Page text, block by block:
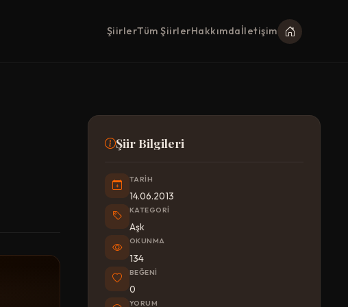
ŞiirlerTüm ŞiirlerHakkımdaİletişim
Şiir Bilgileri
TARIH
14.06.2013
KATEGORI
Aşk
OKUNMA
134
BEĞENI
0
YORUM